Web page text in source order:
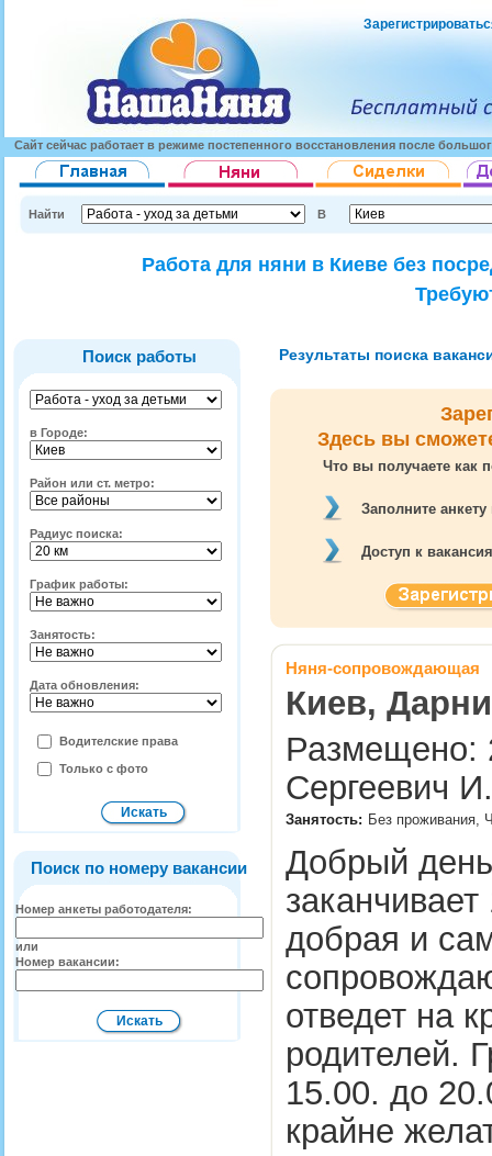
Сайт сейчас работает в режиме постепенного восстановления после
Найти В
Работа для няни в Киеве без
Поиск работы
в Городе:
Район или ст. метро:
Радиус поиска:
График работы:
Занятость:
Дата обновления:
Водителские права
Только с фото
Поиск по номеру вакансии
Номер анкеты работодателя:
или
Номер вакансии:
Результаты поиска
Здесь вы
Что вы получаете как
Заполните
Доступ к
Няня-сопровождающая
Киев,
Размещено:
Сергеевич И.
Занятость: Без проживания,
Добрый
добрая и
отведет на
родителей.
15.00. до
крайне